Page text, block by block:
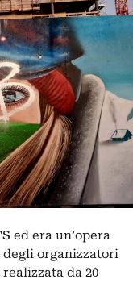
ed era un’opera
degli organizzatori
da 20